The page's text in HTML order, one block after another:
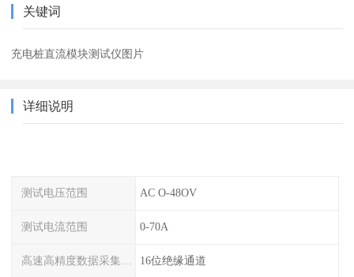
关键词
充电桩直流模块测试仪图片
详细说明
测试电压范围 AC O-48OV
测试电流范围 0-70A
16位绝缘通道